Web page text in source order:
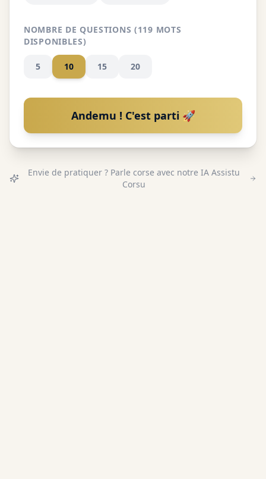
NOMBRE DE QUESTIONS (119 MOTS
DISPONIBLES)
5 10 15 20
Andemu ! C'est parti 🚀
Envie de pratiquer ? Parle corse avec notre IA Assistu
Corsu